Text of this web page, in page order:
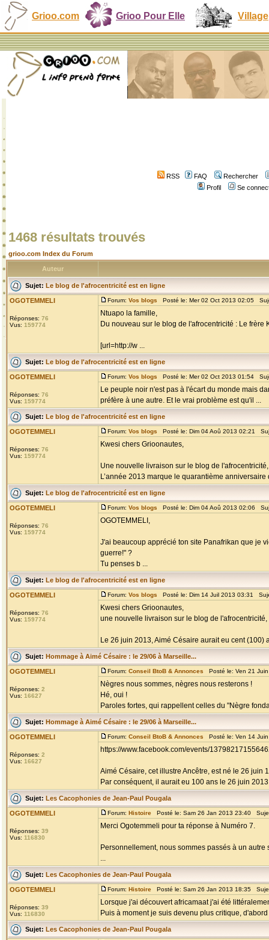
Grioo.com Grioo Pour Elle Village
RSS FAQ
Rechercher
Profil
Se
1468 résultats trouvés
grioo.com Index du Forum
Auteur
Sujet: Le blog de l'afrocentricité est en ligne
OGOTEMMELI
Réponses: 76
Vus: 159774
Forum: Vos blogs Posté le: Mer 02 Oct 2013 02:05
Ntuapo la famille,
Du nouveau sur le blog de l'afrocentricité : Le
[url=http://w ...
Sujet: Le blog de l'afrocentricité est en ligne
OGOTEMMELI
Réponses: 76
Vus: 159774
Forum: Vos blogs Posté le: Mer 02 Oct 2013 01:54
Le peuple noir n'est pas à l'écart du monde mais
préfère à une autre. Et le vrai problème est qu'il ...
Sujet: Le blog de l'afrocentricité est en ligne
OGOTEMMELI
Réponses: 76
Vus: 159774
Forum: Vos blogs Posté le: Dim 04 Aoû 2013 02:21
Kwesi chers Grioonautes,
Une nouvelle livraison sur le blog de
L’année 2013 marque le quarantième anniversaire
Sujet: Le blog de l'afrocentricité est en ligne
OGOTEMMELI
Réponses: 76
Vus: 159774
Forum: Vos blogs Posté le: Dim 04 Aoû 2013 02:06
OGOTEMMELI,
J'ai beaucoup apprécié ton site Panafrikan que je
guerre!" ?
Tu penses b ...
Sujet: Le blog de l'afrocentricité est en ligne
OGOTEMMELI
Réponses: 76
Vus: 159774
Forum: Vos blogs Posté le: Dim 14 Juil 2013 03:31
Kwesi chers Grioonautes,
une nouvelle livraison sur le blog de
Le 26 juin 2013, Aimé Césaire aurait eu cent (100)
Sujet: Hommage à Aimé Césaire : le 29/06 à Marseille...
OGOTEMMELI
Réponses: 2
Vus: 16627
Forum: Conseil BtoB & Annonces Posté le: Ven 21
Nègres nous sommes, nègres nous resterons !
Hé, oui !
Paroles fortes, qui rappellent celles du "Nègre
Sujet: Hommage à Aimé Césaire : le 29/06 à Marseille...
OGOTEMMELI
Réponses: 2
Vus: 16627
Forum: Conseil BtoB & Annonces Posté le: Ven 14
https://www.facebook.com/events/
Aimé Césaire, cet illustre Ancêtre, est né le 26 juin
Par conséquent, il aurait eu 100 ans le 26 juin
Sujet: Les Cacophonies de Jean-Paul Pougala
OGOTEMMELI
Réponses: 39
Vus: 116830
Forum: Histoire Posté le: Sam 26 Jan 2013 23:40
Merci Ogotemmeli pour ta réponse à Numéro 7.
Personnellement, nous sommes passés à un
...
Sujet: Les Cacophonies de Jean-Paul Pougala
OGOTEMMELI
Réponses: 39
Vus: 116830
Forum: Histoire Posté le: Sam 26 Jan 2013 18:35
Lorsque j'ai découvert africamaat j'ai été
Puis à moment je suis devenu plus critique,
Sujet: Les Cacophonies de Jean-Paul Pougala